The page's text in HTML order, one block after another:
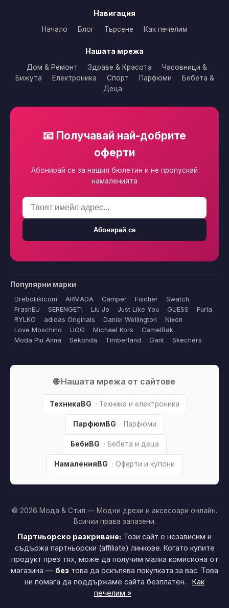
Навигация
Начало Блог Търсене Как печелим
Нашата мрежа
Дом & Ремонт Здраве & Красота
Часовници &
Бижута
Електроника Спорт Парфюми
Бебета &
Деца
📧 Получавай най-добрите
оферти
Абонирай се за нашия бюлетин и не пропускай
намаленията
Абонирай се
Популярни марки
Dreboliikicom ARMADA Camper Fischer
Swatch
FrashEU
SERENGETI Liu Jo Just Like You GUESS
Furla
RYLKO
adidas Originals Daniel Wellington
Nixon
Love Moschino
UGG Michael Kors
CamelBak
Moda Piu Anna
Sekonda Timberland Gant Skechers
🌐 Нашата мрежа от сайтове
ТехникаBG · Техника и електроника
ПарфюмBG · Парфюми
БебиBG · Бебета и деца
НамаленияBG · Оферти и купони
© 2026 Мода & Стил — Модни дрехи и аксесоари онлайн.
Всички права запазени.
Партньорско разкриване: Този сайт е независим и
съдържа партньорски (affiliate) линкове. Когато купите
продукт през тях, може да получим малка комисиона от
магазина — без това да оскъпява покупката за вас. Това
ни помага да поддържаме сайта безплатен.
Как
печелим »